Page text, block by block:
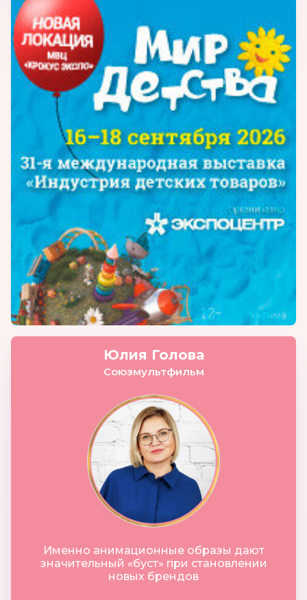
Юлия Голова
Союзмультфильм
Именно анимационные образы дают
значительный «буст» при становлении
новых брендов